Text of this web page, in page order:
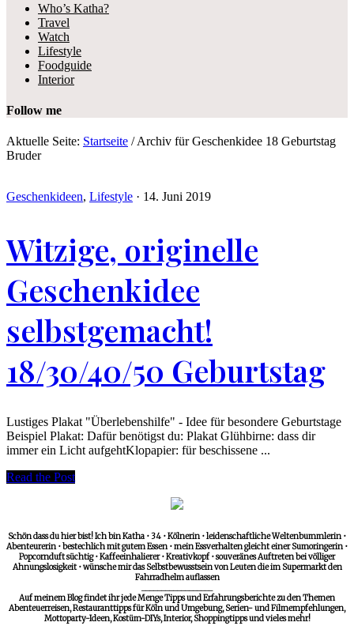
Who’s Katha?
Travel
Watch
Lifestyle
Foodguide
Interior
Follow me
Aktuelle Seite: Startseite /Archiv für Geschenkidee 18 Geburtstag
Bruder
Geschenkideen, Lifestyle · 14. Juni 2019
Witzige, originelle
Geschenkidee
selbstgemacht!
18/30/40/50 Geburtstag
Lustiges Plakat "Überlebenshilfe" - Idee für besondere Geburtstage
Beispiel Plakat: Dafür benötigst du: Plakat Glühbirne: dass dir
immer ein Licht aufgehtKlopapier: für beschissene ...
Read the Post
Schön dass du hier bist! Ich bin Katha • 34 • Kölnerin • leidenschaftliche Weltenbummlerin •
Abenteurerin • bestechlich mit gutem Essen • mein Essverhalten gleicht einer Sumoringerin •
Popcornduft süchtig • Kaffeeinhalierer • Kreativkopf • souveränes Auftreten bei völliger
Ahnungslosigkeit • wünsche mir das Selbstbewusstsein von Leuten die im Supermarkt den
Fahrradhelm auflassen
__________________
Auf meinem Blog findet ihr jede Menge Tipps und Erfahrungsberichte zu den Themen
Abenteuerreisen, Restauranttipps für Köln und Umgebung, Serien- und Filmempfehlungen,
Mottoparty-Ideen, Kostüm-DIYs, Interior, Shoppingtipps und vieles mehr!